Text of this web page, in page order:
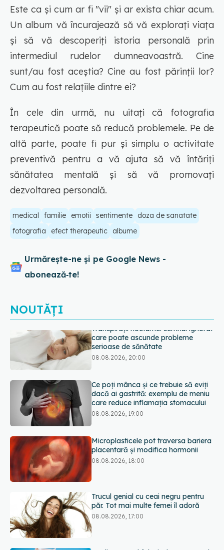
Este ca și cum ar fi "vii" și ar exista chiar acum.
Un album vă încurajează să vă explorați viața
și să vă descoperiți istoria personală prin
intermediul rudelor dumneavoastră. Cine
sunt/au fost aceștia? Cine au fost părinții lor?
Cum au fost relațiile dintre ei?
În cele din urmă, nu uitați că fotografia
terapeutică poate să reducă problemele. Pe de
altă parte, poate fi pur și simplu o activitate
preventivă pentru a vă ajuta să vă întăriți
sănătatea mentală și să vă promovați
dezvoltarea personală.
medical familie emotii sentimente
doza de sanatate
fotografia
efect therapeutic albume
Urmărește-ne și pe Google News -
abonează‑te!
NOUTĂȚI
Ce poți mânca și ce trebuie să eviți
dacă ai gastrită: exemplu de meniu
care reduce inflamația stomacului
Microplasticele pot traversa bariera
placentară și modifica hormonii
Trucul genial cu ceai negru pentru
păr. Tot mai multe femei îl adoră
Medicamentul folosit de peste 60 de
ani care acționează într-un loc